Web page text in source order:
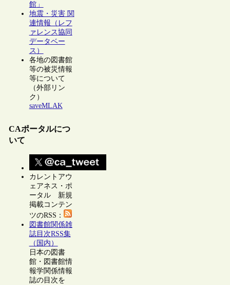
館」
地震・災害 関
連情報（レフ
ァレンス協同
データベー
ス）
各地の図書館
等の被災情報
等について
（外部リン
ク）
saveMLAK
CAポータルにつ
いて
カレントアウ
ェアネス・ポ
ータル 新規
掲載コンテン
ツのRSS：
図書館関係雑
誌目次RSS集
（国内）
日本の図書
館・図書館情
報学関係情報
誌の目次を